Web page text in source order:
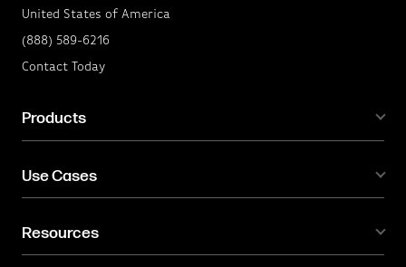
United States of America
(888) 589-6216
Contact Today
Products
Use Cases
Resources